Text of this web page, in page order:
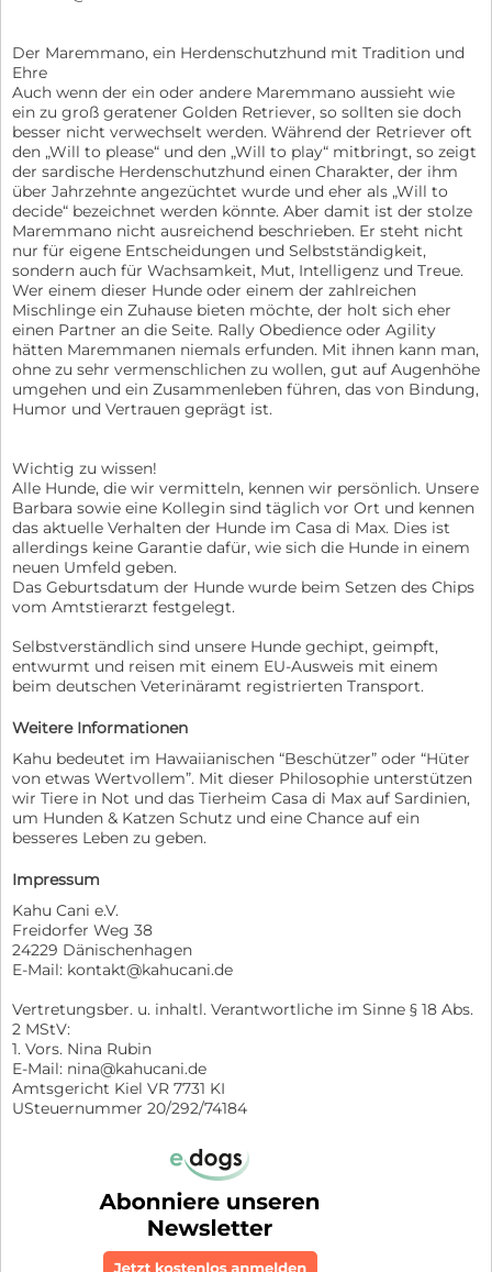
Der Maremmano, ein Herdenschutzhund mit Tradition und
Ehre
Auch wenn der ein oder andere Maremmano aussieht wie
ein zu groß geratener Golden Retriever, so sollten sie doch
besser nicht verwechselt werden. Während der Retriever oft
den „Will to please“ und den „Will to play“ mitbringt, so zeigt
der sardische Herdenschutzhund einen Charakter, der ihm
über Jahrzehnte angezüchtet wurde und eher als „Will to
decide“ bezeichnet werden könnte. Aber damit ist der stolze
Maremmano nicht ausreichend beschrieben. Er steht nicht
nur für eigene Entscheidungen und Selbstständigkeit,
sondern auch für Wachsamkeit, Mut, Intelligenz und Treue.
Wer einem dieser Hunde oder einem der zahlreichen
Mischlinge ein Zuhause bieten möchte, der holt sich eher
einen Partner an die Seite. Rally Obedience oder Agility
hätten Maremmanen niemals erfunden. Mit ihnen kann man,
ohne zu sehr vermenschlichen zu wollen, gut auf Augenhöhe
umgehen und ein Zusammenleben führen, das von Bindung,
Humor und Vertrauen geprägt ist.
Wichtig zu wissen!
Alle Hunde, die wir vermitteln, kennen wir persönlich. Unsere
Barbara sowie eine Kollegin sind täglich vor Ort und kennen
das aktuelle Verhalten der Hunde im Casa di Max. Dies ist
allerdings keine Garantie dafür, wie sich die Hunde in einem
neuen Umfeld geben.
Das Geburtsdatum der Hunde wurde beim Setzen des Chips
vom Amtstierarzt festgelegt.
Selbstverständlich sind unsere Hunde gechipt, geimpft,
entwurmt und reisen mit einem EU-Ausweis mit einem
beim deutschen Veterinäramt registrierten Transport.
Weitere Informationen
Kahu bedeutet im Hawaiianischen “Beschützer” oder “Hüter
von etwas Wertvollem”. Mit dieser Philosophie unterstützen
wir Tiere in Not und das Tierheim Casa di Max auf Sardinien,
um Hunden & Katzen Schutz und eine Chance auf ein
besseres Leben zu geben.
Impressum
Kahu Cani e.V.
Freidorfer Weg 38
24229 Dänischenhagen
E-Mail: kontakt@kahucani.de
Vertretungsber. u. inhaltl. Verantwortliche im Sinne § 18 Abs.
2 MStV:
1. Vors. Nina Rubin
E-Mail: nina@kahucani.de
Amtsgericht Kiel VR 7731 KI
USteuernummer 20/292/74184